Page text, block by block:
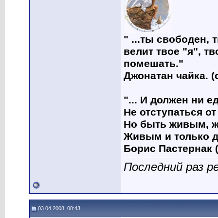
" ...ты свободен,
велит твое "я",
помешать."
Джонатан чайка.
"... И должен ни
Не отступаться
Но быть живым,
Живым и только
Борис Пастернак
Последний раз
03.04.2008, 00:43